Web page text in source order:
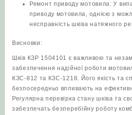
Ремонт приводу мотовила: У
приводу мотовила, однією з
несправність шківа натяжного
Висновки:
Шків КЗР 1504101 є важливою та
забезпечення надійної роботи
КЗС-812 та КЗС-1218. Його якість та
безпосередньо впливають на
Регулярна перевірка стану шківа та
забезпечать безперебійну роботу